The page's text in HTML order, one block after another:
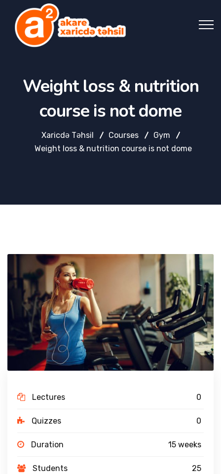
Weight loss & nutrition
course is not dome
Xaricdə Təhsil Courses
Gym
Weight loss & nutrition course is not dome
Lectures 0
Quizzes 0
Duration 15 weeks
Students 25